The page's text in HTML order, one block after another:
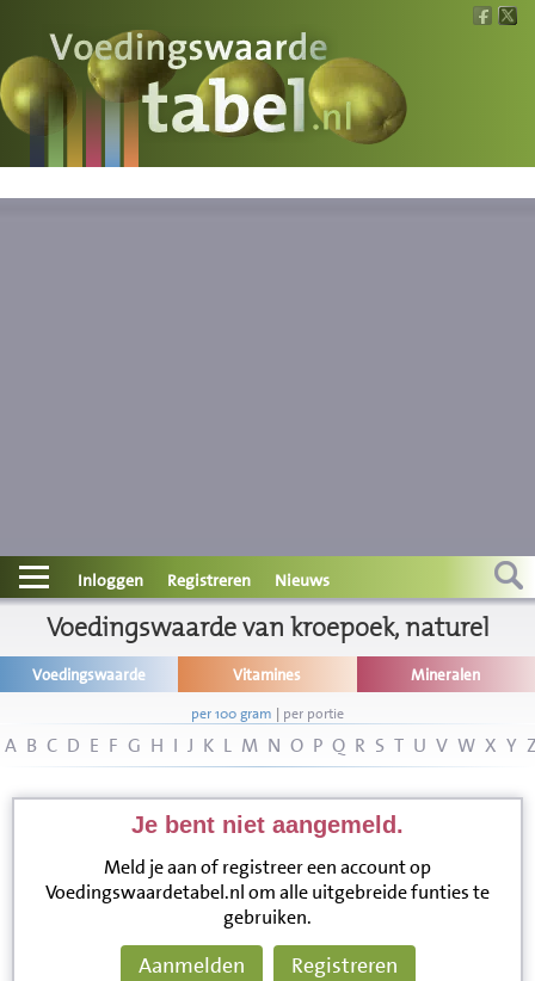
Voedingswaarde
Wat is wat?
Contact
Informatie
Disclaimer
Inloggen Registreren Nieuws
Voedingswaarde van kroepoek, naturel
Voedingswaarde Vitamines Mineralen
per 100 gram | per portie
A B C D E F G H I J K L M N O P Q R S T U V W X Y
Je bent niet aangemeld.
Meld je aan of registreer een account op
Voedingswaardetabel.nl om alle uitgebreide funties te
gebruiken.
Aanmelden Registreren